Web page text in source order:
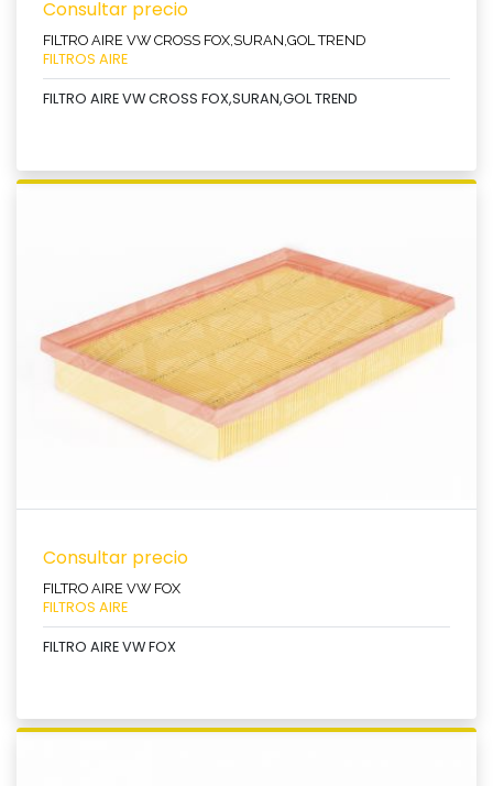
Consultar precio
FILTRO AIRE VW CROSS FOX,SURAN,GOL TREND
FILTROS AIRE
FILTRO AIRE VW CROSS FOX,SURAN,GOL TREND
Ver producto
Consultar precio
FILTRO AIRE VW FOX
FILTROS AIRE
FILTRO AIRE VW FOX